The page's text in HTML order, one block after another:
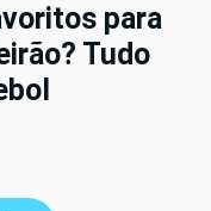
para
Tudo